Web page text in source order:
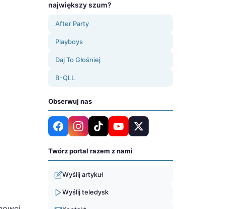
największy szum?
After Party
Playboys
Daj To Głośniej
B-QLL
Obserwuj nas
Twórz portal razem z nami
Wyślij artykuł
Wyślij teledysk